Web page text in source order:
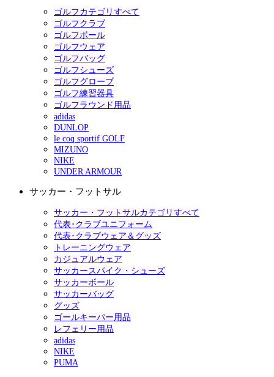
ゴルフカテゴリすべて
ゴルフクラブ
ゴルフボール
ゴルフウェア
ゴルフバッグ
ゴルフシューズ
ゴルフグローブ
ゴルフ練習器具
ゴルフラウンド用品
adidas
DUNLOP
le coq sportif GOLF
MIZUNO
NIKE
UNDER ARMOUR
サッカー・フットサル
サッカー・フットサルカテゴリすべて
代表･クラブユニフォーム
代表･クラブウェア＆グッズ
トレーニングウェア
カジュアルウェア
サッカースパイク・シューズ
サッカーボール
サッカーバッグ
グッズ
ゴールキーパー用品
レフェリー用品
adidas
NIKE
PUMA